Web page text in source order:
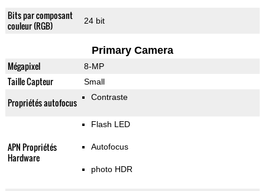
Bits par composant
couleur (RGB)
24 bit
Primary Camera
Mégapixel 8-MP
Taille Capteur Small
Propriétés autofocus Contraste
APN Propriétés
Hardware
Flash LED
Autofocus
photo HDR